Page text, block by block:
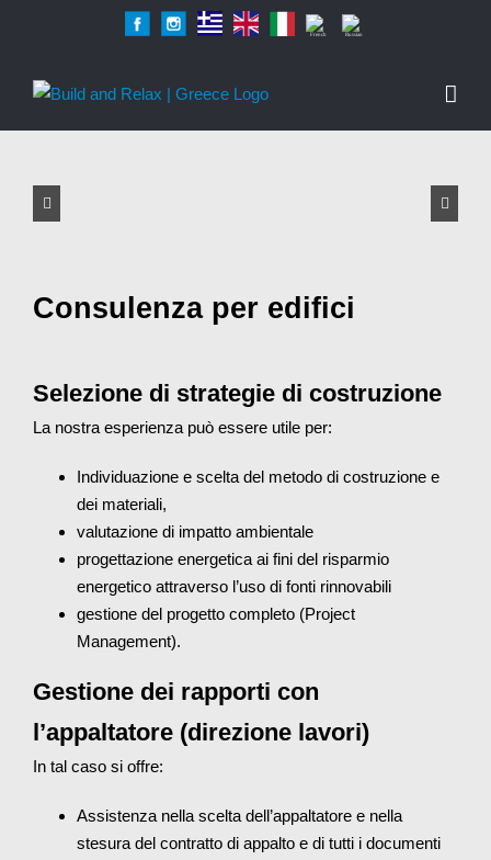
Facebook Instagram Greek English French Russian
Consulenza per edifici
Selezione di strategie di costruzione
La nostra esperienza può essere utile per:
Individuazione e scelta del metodo di costruzione e
dei materiali,
valutazione di impatto ambientale
progettazione energetica ai fini del risparmio
energetico attraverso l’uso di fonti rinnovabili
gestione del progetto completo (Project
Management).
Gestione dei rapporti con
l’appaltatore (direzione lavori)
In tal caso si offre:
Assistenza nella scelta dell’appaltatore e nella
stesura del contratto di appalto e di tutti i documenti